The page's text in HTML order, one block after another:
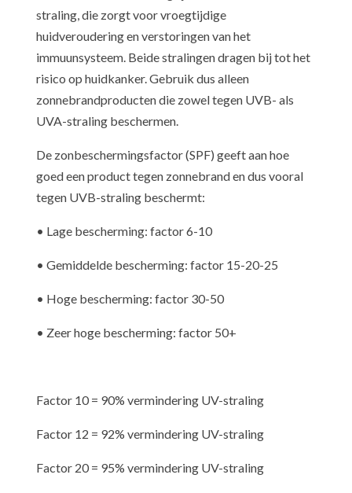
straling, die zorgt voor vroegtijdige
huidveroudering en verstoringen van het
immuunsysteem. Beide stralingen dragen bij tot het
risico op huidkanker. Gebruik dus alleen
zonnebrandproducten die zowel tegen UVB- als
UVA-straling beschermen.
De zonbeschermingsfactor (SPF) geeft aan hoe
goed een product tegen zonnebrand en dus vooral
tegen UVB-straling beschermt:
• Lage bescherming: factor 6-10
• Gemiddelde bescherming: factor 15-20-25
• Hoge bescherming: factor 30-50
• Zeer hoge bescherming: factor 50+
Factor 10 = 90% vermindering UV-straling
Factor 12 = 92% vermindering UV-straling
Factor 20 = 95% vermindering UV-straling